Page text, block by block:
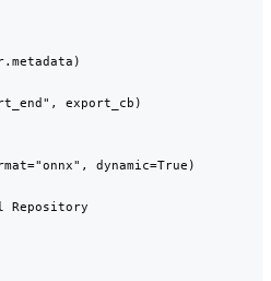
export_cb)
dynamic=True)
Repository